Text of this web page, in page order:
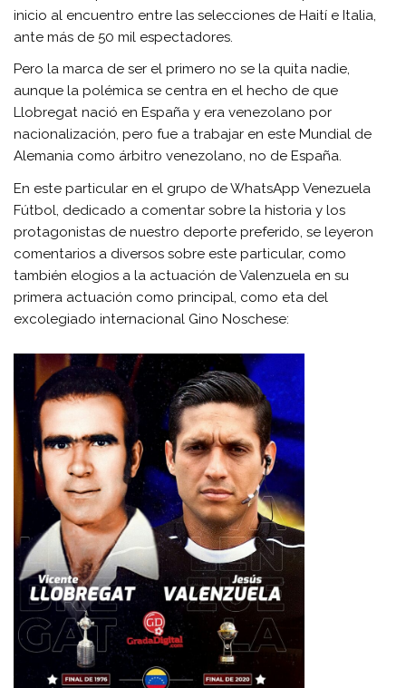
inicio al encuentro entre las selecciones de Haití e Italia,
ante más de 50 mil espectadores.
Pero la marca de ser el primero no se la quita nadie,
aunque la polémica se centra en el hecho de que
Llobregat nació en España y era venezolano por
nacionalización, pero fue a trabajar en este Mundial de
Alemania como árbitro venezolano, no de España.
En este particular en el grupo de WhatsApp Venezuela
Fútbol, dedicado a comentar sobre la historia y los
protagonistas de nuestro deporte preferido, se leyeron
comentarios a diversos sobre este particular, como
también elogios a la actuación de Valenzuela en su
primera actuación como principal, como eta del
excolegiado internacional Gino Noschese: